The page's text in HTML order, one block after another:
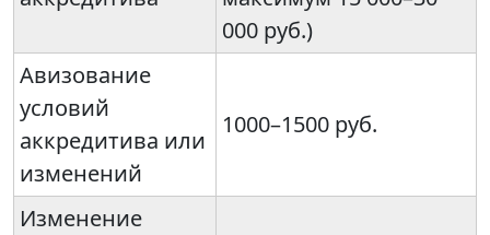
000 руб.)
Авизование
условий
аккредитива или
изменений
1000–1500 руб.
Изменение